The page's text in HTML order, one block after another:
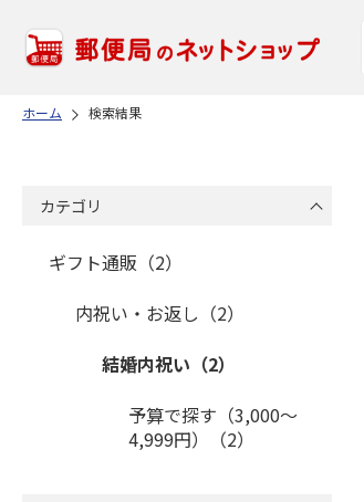
ホーム 検索結果
カテゴリ
ギフト通販（2）
内祝い・お返し（2）
結婚内祝い（2）
予算で探す（3,000～
4,999円）（2）